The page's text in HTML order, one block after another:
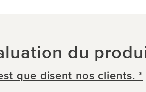
du
que disent nos clients. *